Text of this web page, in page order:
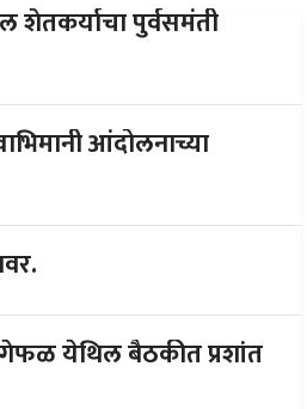
शेतकर्याचा पुर्वसमंती
आंदोलनाच्या
येथिल बैठकीत प्रशांत